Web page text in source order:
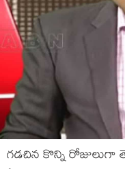
గడచిన కొన్ని రోజులుగా